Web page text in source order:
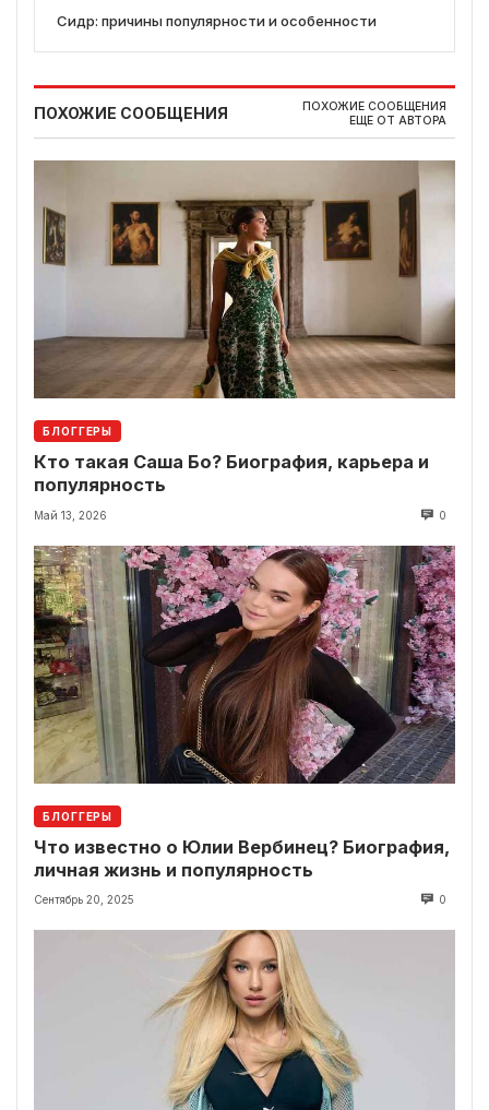
Сидр: причины популярности и особенности
ПОХОЖИЕ СООБЩЕНИЯ
ПОХОЖИЕ СООБЩЕНИЯ
ЕЩЕ ОТ АВТОРА
БЛОГГЕРЫ
Кто такая Саша Бо? Биография, карьера и
популярность
Май 13, 2026 0
БЛОГГЕРЫ
Что известно о Юлии Вербинец? Биография,
личная жизнь и популярность
Сентябрь 20, 2025 0